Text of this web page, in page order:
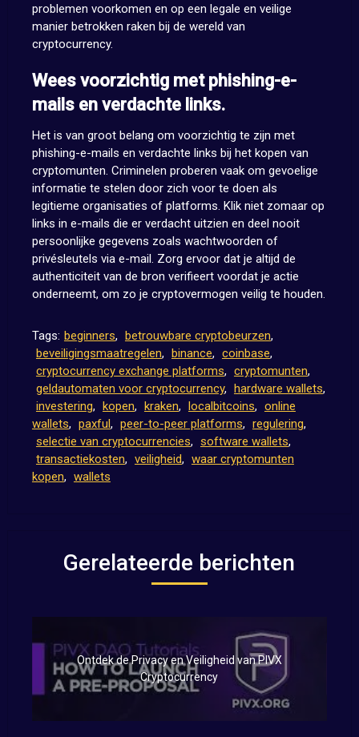
problemen voorkomen en op een legale en veilige
manier betrokken raken bij de wereld van
cryptocurrency.
Wees voorzichtig met phishing-e-
mails en verdachte links.
Het is van groot belang om voorzichtig te zijn met
phishing-e-mails en verdachte links bij het kopen van
cryptomunten. Criminelen proberen vaak om gevoelige
informatie te stelen door zich voor te doen als
legitieme organisaties of platforms. Klik niet zomaar op
links in e-mails die er verdacht uitzien en deel nooit
persoonlijke gegevens zoals wachtwoorden of
privésleutels via e-mail. Zorg ervoor dat je altijd de
authenticiteit van de bron verifieert voordat je actie
onderneemt, om zo je cryptovermogen veilig te houden.
Tags: beginners, betrouwbare cryptobeurzen,
beveiligingsmaatregelen, binance, coinbase,
cryptocurrency exchange platforms, cryptomunten,
geldautomaten voor cryptocurrency, hardware wallets,
investering, kopen, kraken, localbitcoins, online
wallets, paxful, peer-to-peer platforms, regulering,
selectie van cryptocurrencies, software wallets,
transactiekosten, veiligheid, waar cryptomunten
kopen, wallets
Gerelateerde berichten
Ontdek de Privacy en Veiligheid van PIVX
Cryptocurrency